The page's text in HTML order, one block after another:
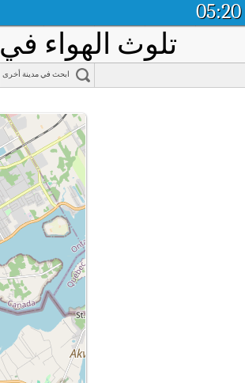
05:20
تلوث الهواء في
ابحث في مدينة أخرى